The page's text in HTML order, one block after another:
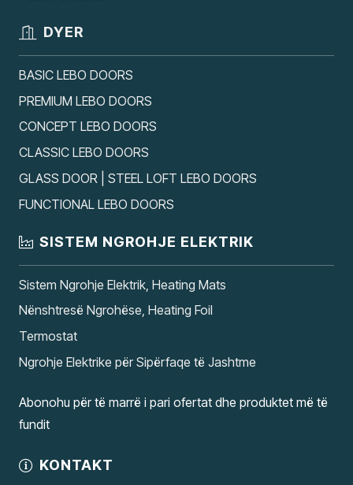
DYER
BASIC LEBO DOORS
PREMIUM LEBO DOORS
CONCEPT LEBO DOORS
CLASSIC LEBO DOORS
GLASS DOOR | STEEL LOFT LEBO DOORS
FUNCTIONAL LEBO DOORS
SISTEM NGROHJE ELEKTRIK
Sistem Ngrohje Elektrik, Heating Mats
Nënshtresë Ngrohëse, Heating Foil
Termostat
Ngrohje Elektrike për Sipërfaqe të Jashtme
Abonohu për të marrë i pari ofertat dhe produktet më të
fundit
KONTAKT